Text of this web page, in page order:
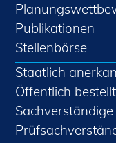
Publikationen
Stellenbörse
Staatlich
Öffentlich
Sachverständige